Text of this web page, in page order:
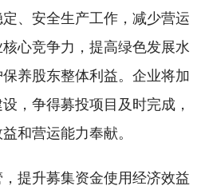
、安全生产工作，减少营运
心竞争力，提高绿色发展水
养股东整体利益。企业将加
，争得募投项目及时完成，
和营运能力奉献。
，提升募集资金使用经济效益